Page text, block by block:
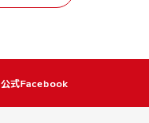
公式Facebook